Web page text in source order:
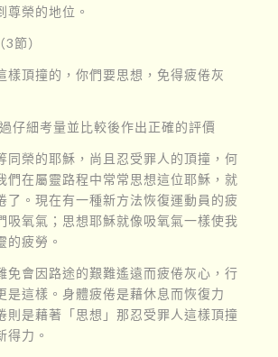
尊榮的地位。
節）
樣頂撞的，你們要思想，免得疲倦灰
仔細考量並比較後作出正確的評價
同榮的耶穌，尚且忍受罪人的頂撞，何
們在屬靈路程中常常思想這位耶穌，就
了。現在有一種新方法恢復運動員的疲
吸氧氣；思想耶穌就像吸氧氣一樣使我
的疲勞。
免會因路途的艱難遙遠而疲倦灰心，行
是這樣。身體疲倦是藉休息而恢復力
則是藉著「思想」那忍受罪人這樣頂撞
得力。